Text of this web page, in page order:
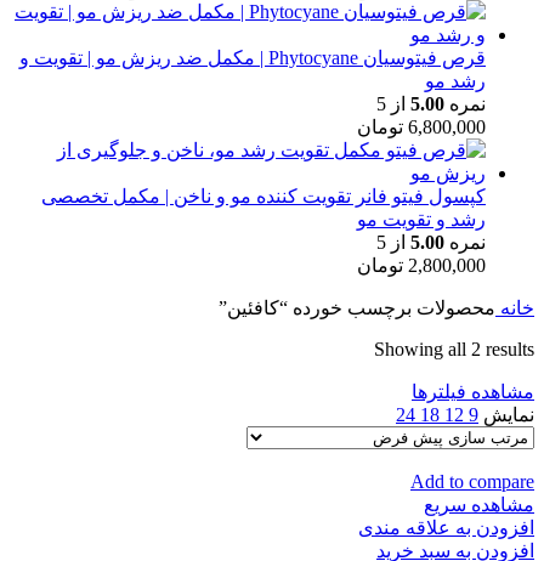
قرص فیتوسیان Phytocyane | مکمل ضد ریزش مو | تقویت و
رشد مو
نمره 5.00 از 5
6,800,000 تومان
کپسول فیتو فانر تقویت کننده مو و ناخن | مکمل تخصصی
رشد و تقویت مو
نمره 5.00 از 5
2,800,000 تومان
خانه محصولات برچسب خورده “کافئین”
Showing all 2 results
مشاهده فیلترها
نمایش 9
12
18
24
Add to compare
مشاهده سریع
افزودن به علاقه مندی
افزودن به سبد خرید